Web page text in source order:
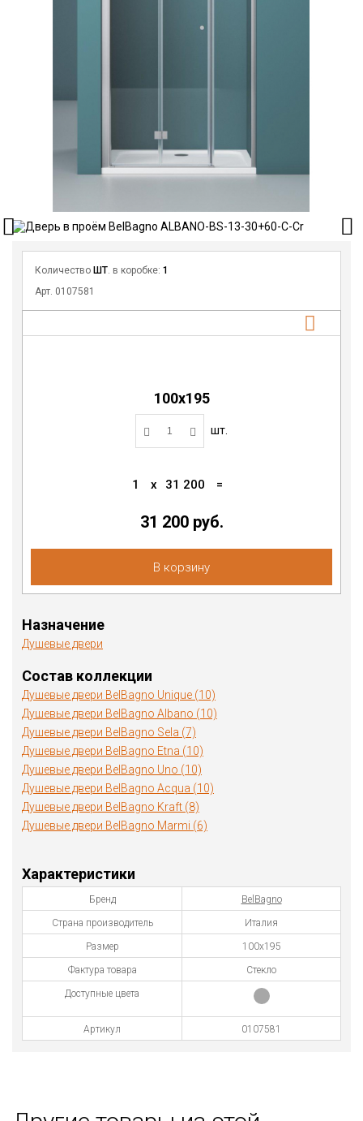
Количество ШТ. в коробке: 1
Арт. 0107581
100х195
шт.
1 x 31 200 =
31 200 руб.
В корзину
Назначение
Душевые двери
Состав коллекции
Душевые двери BelBagno Unique (10)
Душевые двери BelBagno Albano (10)
Душевые двери BelBagno Sela (7)
Душевые двери BelBagno Etna (10)
Душевые двери BelBagno Uno (10)
Душевые двери BelBagno Acqua (10)
Душевые двери BelBagno Kraft (8)
Душевые двери BelBagno Marmi (6)
Характеристики
Бренд BelBagno
Страна производитель Италия
Размер 100х195
Фактура товара Стекло
Доступные цвета
Артикул 0107581